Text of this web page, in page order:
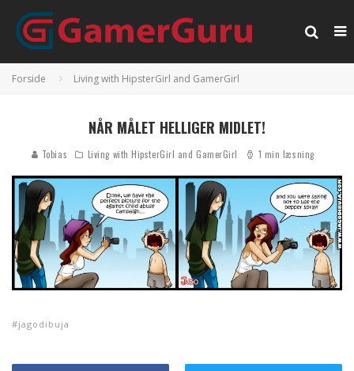
Forside Living with HipsterGirl and GamerGirl
NÅR MÅLET HELLIGER MIDLET!
Tobias Living with HipsterGirl and GamerGirl 1 min læsning
jagodibuja